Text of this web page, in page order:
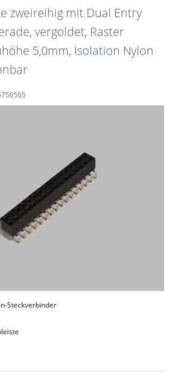
zweireihig mit Dual Entry
vergoldet, Raster
5,0mm, Isolation Nylon
Steckverbinder